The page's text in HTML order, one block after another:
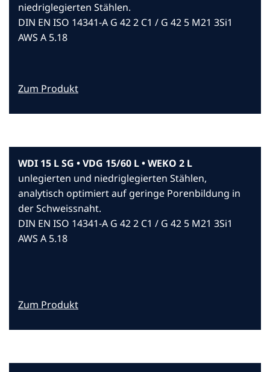
niedriglegierten Stählen.
DIN EN ISO 14341-A G 42 2 C1 / G 42 5 M21 3Si1
AWS A 5.18
Zum Produkt
WDI 15 L SG • VDG 15/60 L • WEKO 2 L
unlegierten und niedriglegierten Stählen,
analytisch optimiert auf geringe Porenbildung in
der Schweissnaht.
DIN EN ISO 14341-A G 42 2 C1 / G 42 5 M21 3Si1
AWS A 5.18
Zum Produkt